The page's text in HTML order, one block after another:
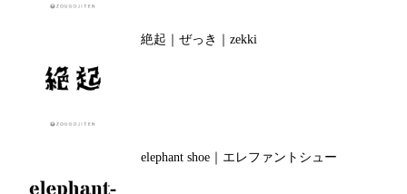
絶起｜ぜっき｜zekki
elephant shoe｜エレファントシュー